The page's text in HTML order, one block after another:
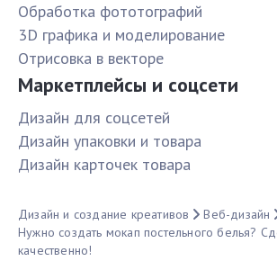
Обработка фототографий
3D графика и моделирование
Отрисовка в векторе
Маркетплейсы и соцсети
Дизайн для соцсетей
Дизайн упаковки и товара
Дизайн карточек товара
Дизайн и создание креативов
Веб-дизайн
Нужно создать мокап постельного белья?
качественно!